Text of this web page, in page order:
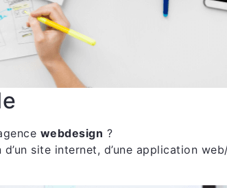
webdesign ?
site internet, d’une application